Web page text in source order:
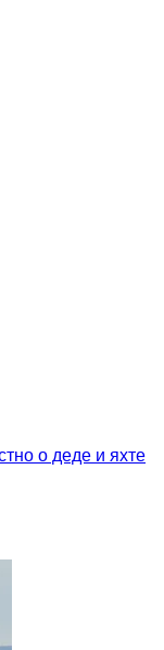
о деде и яхте